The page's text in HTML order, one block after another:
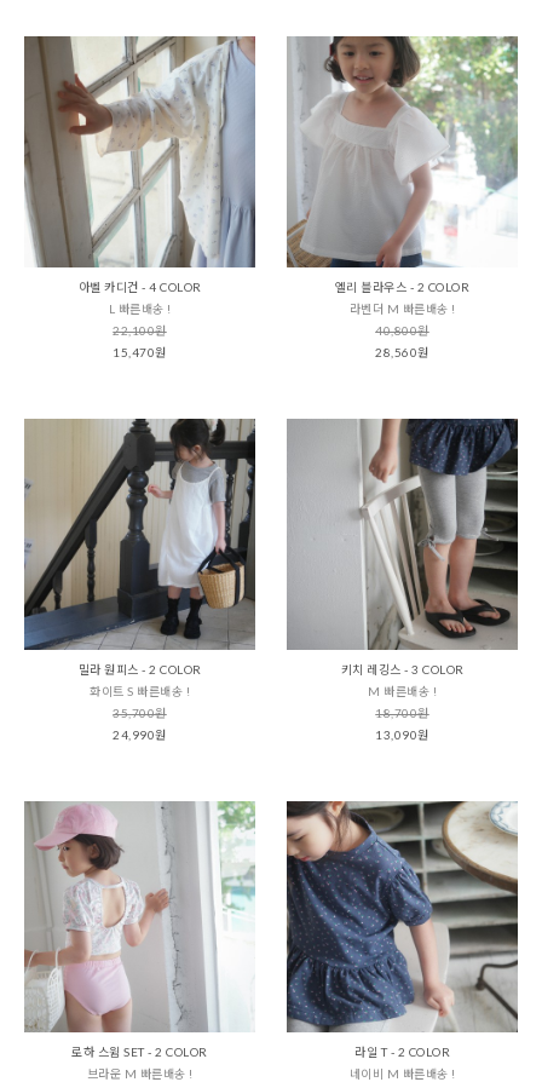
아벨 카디건 - 4 COLOR
L 빠른배송 !
22,100원
15,470원
엘리 블라우스 - 2 COLOR
라벤더 M 빠른배송 !
40,800원
28,560원
밀라 원피스 - 2 COLOR
화이트 S 빠른배송 !
35,700원
24,990원
키치 레깅스 - 3 COLOR
M 빠른배송 !
18,700원
13,090원
로하 스윔 SET - 2 COLOR
브라운 M 빠른배송 !
라일 T - 2 COLOR
네이비 M 빠른배송 !